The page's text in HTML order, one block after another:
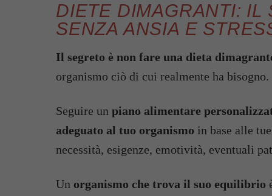
DIETE DIMAGRANTI: IL
SENZA ANSIA E
Il segreto è non fare una dieta
organismo ciò di cui realmente ha bisogno.
Seguire un piano alimentare
adeguato al tuo organismo in base alle
necessità, esigenze, emotività, eventuali
Un organismo che trova il suo equilibrio